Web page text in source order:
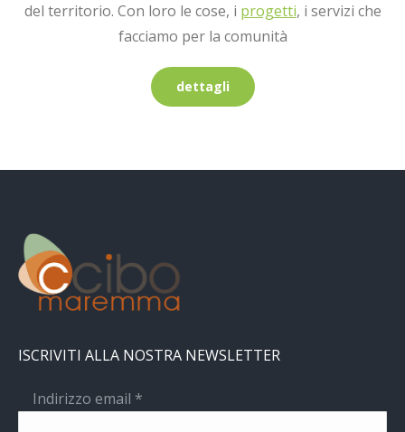
del territorio. Con loro le cose, i progetti, i servizi che
facciamo per la comunità
dettagli
ISCRIVITI ALLA NOSTRA NEWSLETTER
Indirizzo email *